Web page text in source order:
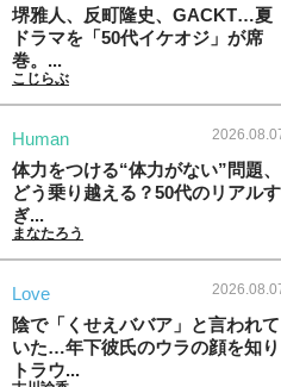
堺雅人、反町隆史、GACKT…夏
ドラマを「50代イケオジ」が席
巻。...
こじらぶ
Human
体力をつける“体力がない”問題、
どう乗り越える？50代のリアルす
ぎ...
まなたろう
Love
陰で「くせえババア」と言われて
いた…年下彼氏のウラの顔を知り
トラウ...